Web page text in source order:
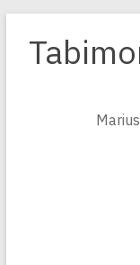
Inhalt
springen